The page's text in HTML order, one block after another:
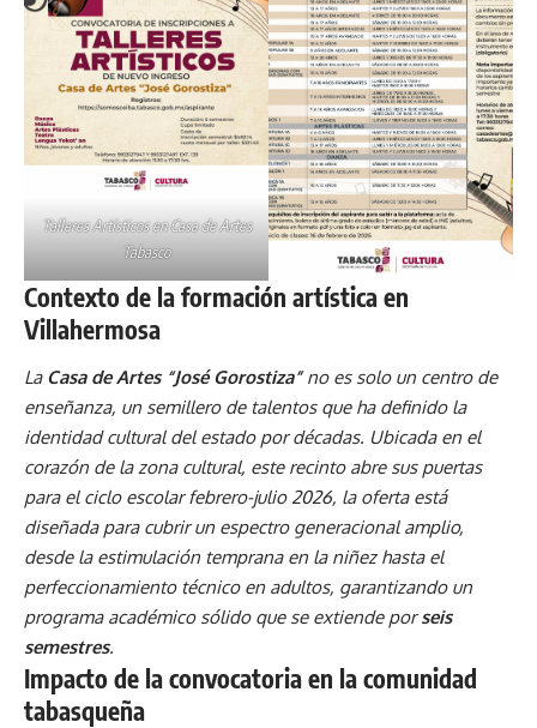
Talleres Artísticos en Casa de Artes
Tabasco
Contexto de la formación artística en
Villahermosa
La Casa de Artes “José Gorostiza”no es solo un centro de
enseñanza, un semillero de talentos que ha definido la
identidad cultural del estado por décadas. Ubicada en el
corazón de la zona cultural, este recinto abre sus puertas
para el ciclo escolar febrero-julio 2026, la oferta está
diseñada para cubrir un espectro generacional amplio,
desde la estimulación temprana en la niñez hasta el
perfeccionamiento técnico en adultos, garantizando un
programa académico sólido que se extiende porseis
semestres.
Impacto de la convocatoria en la comunidad
tabasqueña